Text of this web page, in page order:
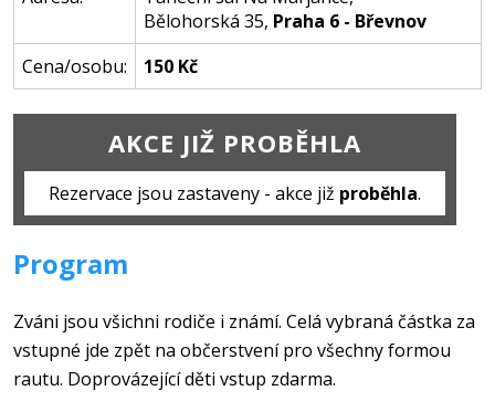
Bělohorská 35, Praha 6 - Břevnov
Cena/osobu:
150 Kč
AKCE JIŽ PROBĚHLA
Rezervace jsou zastaveny - akce již proběhla.
Program
Zváni jsou všichni rodiče i známí. Celá vybraná částka za
vstupné jde zpět na občerstvení pro všechny formou
rautu. Doprovázející děti vstup zdarma.